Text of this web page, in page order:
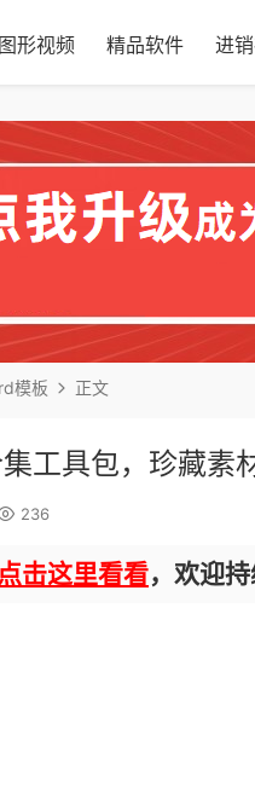
图形视频 精品软件 进
模板 正文
工具包，珍藏素
236
点击这里看看，欢迎